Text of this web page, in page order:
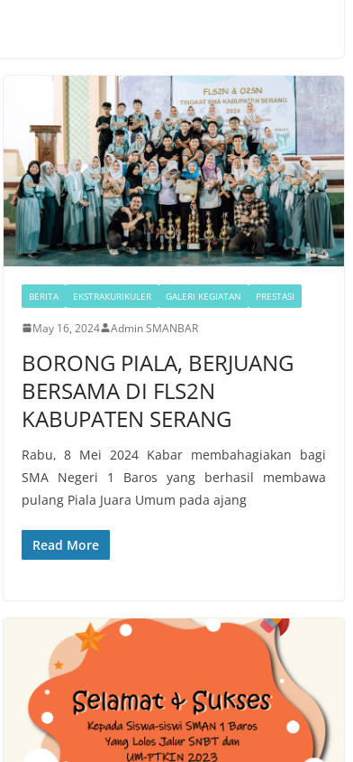
BERITA EKSTRAKURIKULER GALERI KEGIATAN PRESTASI
May 16, 2024 Admin SMANBAR
BORONG PIALA, BERJUANG
BERSAMA DI FLS2N
KABUPATEN SERANG
Rabu, 8 Mei 2024 Kabar membahagiakan bagi
SMA Negeri 1 Baros yang berhasil membawa
pulang Piala Juara Umum pada ajang
Read More